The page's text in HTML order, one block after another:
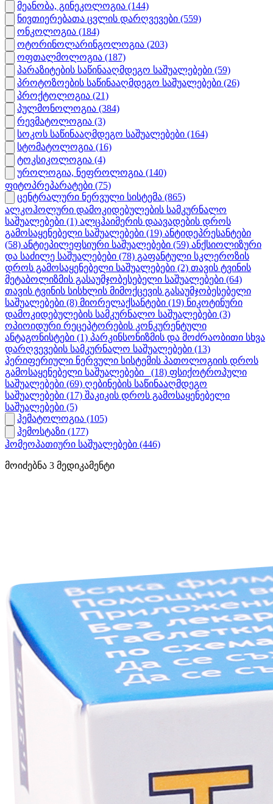
მეანობა, გინეკოლოგია (144)
ნივთიერებათა ცვლის დარღვევები (559)
ონკოლოგია (184)
ოტორინოლარინგოლოგია (203)
ოფთალმოლოგია (187)
პარაზიტების საწინააღმდეგო საშუალებები (59)
პროტოზოების საწინააღმდეგო საშუალებები (26)
პროქტოლოგია (21)
პულმონოლოგია (384)
რევმატოლოგია (3)
სოკოს საწინააღმდეგო საშუალებები (164)
სტომატოლოგია (16)
ტოკსიკოლოგია (4)
უროლოგია, ნეფროლოგია (140)
ფიტოპრეპარატები (75)
ცენტრალური ნერვული სისტემა (865)
ალკოჰოლური დამოკიდებულების სამკურნალო
საშუალებები (1) ალცჰაიმერის დაავადების დროს
გამოსაყენებელი საშუალებები (19) ანტიდეპრესანტები
(58) ანტიეპილეფსიური საშუალებები (59) ანქსიოლიზური
და საძილე საშუალებები (78) გაფანტული სკლეროზის
დროს გამოსაყენებელი საშუალებები (2) თავის ტვინის
მეტაბოლიზმის გასაუმჯობესებელი საშუალებები (64)
თავის ტვინის სისხლის მიმოქცევის გასაუმჯობესებელი
საშუალებები (8) მიორელაქსანტები (19) ნიკოტინური
დამოკიდებულების სამკურნალო საშუალებები (3)
ოპიოიდური რეცეპტორების კონკურენტული
ანტაგონისტები (1) პარკინსონიზმის და მოძრაობითი სხვა
დარღვევების სამკურნალო საშუალებები (13)
პერიფერიული ნერვული სისტემის პათოლოგიის დროს
გამოსაყენებელი საშუალებები_ (18) ფსიქოტროპული
საშუალებები (69) ღებინების საწინააღმდეგო
საშუალებები (17) შაკიკის დროს გამოსაყენებელი
საშუალებები (5)
ჰემატოლოგია (105)
ჰემოსტაზი (177)
ჰომეოპათიური საშუალებები (446)
მოიძებნა 3 მედიკამენტი